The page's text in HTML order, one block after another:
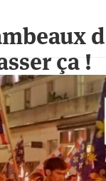
Chine
États-
Unis
Continents
Continents
Afrique
ça !